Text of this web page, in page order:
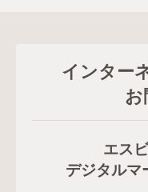
インター
お
エス
デジタルマ